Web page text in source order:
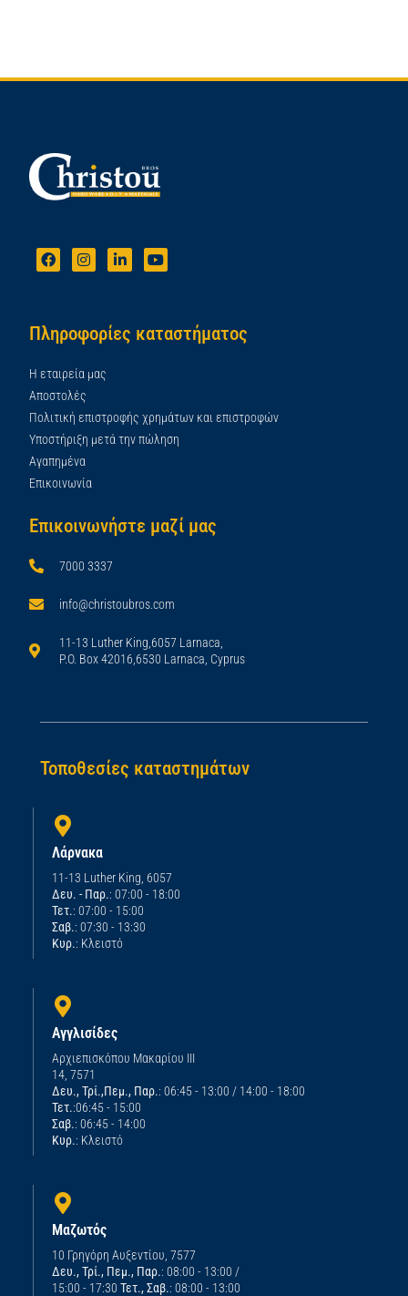
Πληροφορίες καταστήματος
Η εταιρεία μας
Αποστολές
Πολιτική επιστροφής χρημάτων και επιστροφών
Υποστήριξη μετά την πώληση
Αγαπημένα
Επικοινωνία
Επικοινωνήστε μαζί μας
7000 3337
info@christoubros.com
11-13 Luther King,6057 Larnaca,
P.O. Box 42016,6530 Larnaca, Cyprus
Τοποθεσίες καταστημάτων
Λάρνακα
11-13 Luther King, 6057
Δευ. - Παρ.: 07:00 - 18:00
Τετ.: 07:00 - 15:00
Σαβ.: 07:30 - 13:30
Κυρ.: Κλειστό
Αγγλισίδες
Αρχιεπισκόπου Μακαρίου ΙΙΙ
14, 7571
Δευ., Τρί.,Πεμ., Παρ.: 06:45 - 13:00 / 14:00 - 18:00
Τετ.:06:45 - 15:00
Σαβ.: 06:45 - 14:00
Κυρ.: Κλειστό
Μαζωτός
10 Γρηγόρη Αυξεντίου, 7577
Δευ., Τρί., Πεμ., Παρ.: 08:00 - 13:00 /
15:00 - 17:30 Τετ., Σαβ.: 08:00 - 13:00